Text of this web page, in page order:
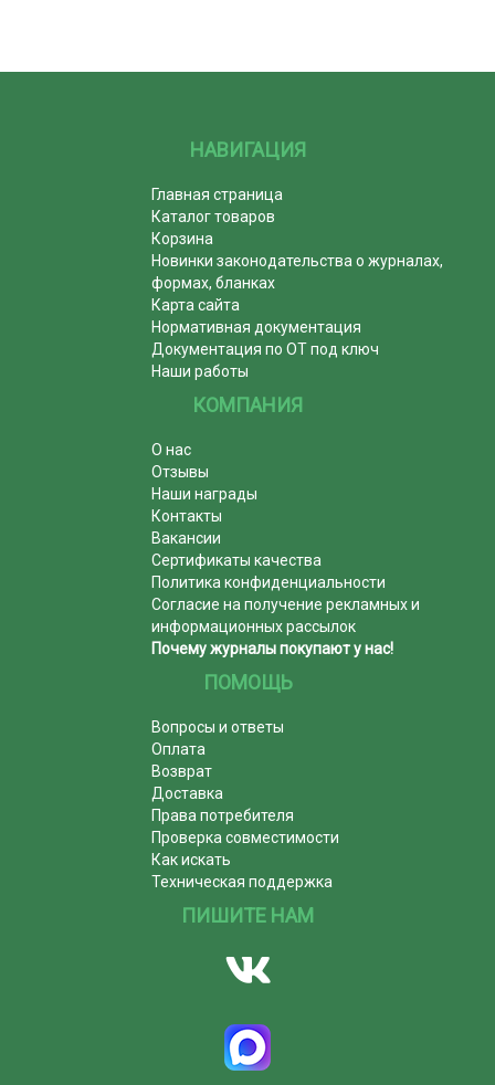
НАВИГАЦИЯ
Главная страница
Каталог товаров
Корзина
Новинки законодательства о журналах,
формах, бланках
Карта сайта
Нормативная документация
Документация по ОТ под ключ
Наши работы
КОМПАНИЯ
О нас
Отзывы
Наши награды
Контакты
Вакансии
Сертификаты качества
Политика конфиденциальности
Согласие на получение рекламных и
информационных рассылок
Почему журналы покупают у нас!
ПОМОЩЬ
Вопросы и ответы
Оплата
Возврат
Доставка
Права потребителя
Проверка совместимости
Как искать
Техническая поддержка
ПИШИТЕ НАМ